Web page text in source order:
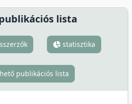
lista
statisztika
publikációs lista